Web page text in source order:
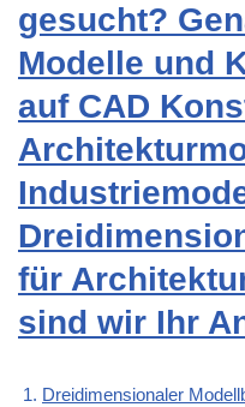
gesucht?
Modelle und
auf CAD
für
sind wir Ihr
Dreidimensionaler